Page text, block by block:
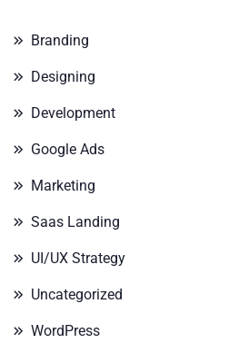
Branding
Designing
Development
Google Ads
Marketing
Saas Landing
UI/UX Strategy
Uncategorized
WordPress